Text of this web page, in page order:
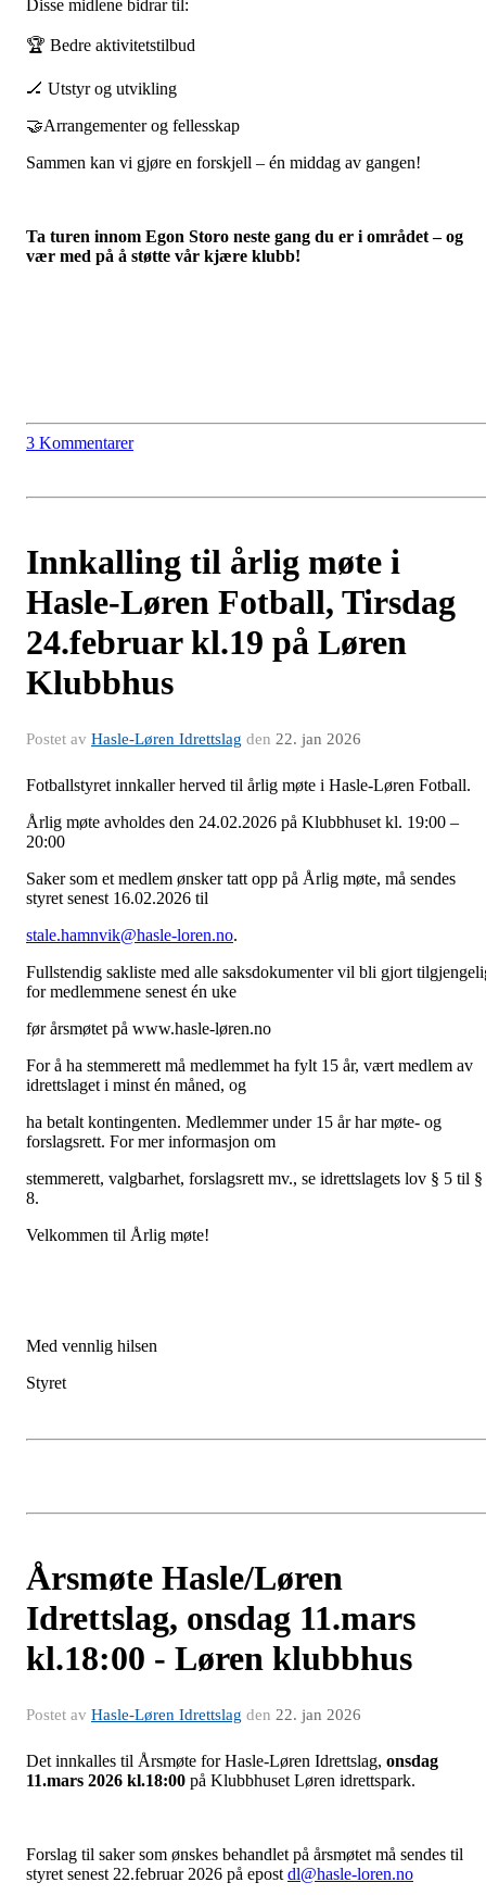
Disse midlene bidrar til:
🏆 Bedre aktivitetstilbud
🏒 Utstyr og utvikling
🤝Arrangementer og fellesskap
Sammen kan vi gjøre en forskjell – én middag av gangen!
Ta turen innom Egon Storo neste gang du er i området – og
vær med på å støtte vår kjære klubb!
3 Kommentarer
Innkalling til årlig møte i
Hasle-Løren Fotball, Tirsdag
24.februar kl.19 på Løren
Klubbhus
Postet av Hasle-Løren Idrettslag den 22. jan 2026
Fotballstyret innkaller herved til årlig møte i Hasle-Løren Fotball.
Årlig møte avholdes den 24.02.2026 på Klubbhuset kl. 19:00 –
20:00
Saker som et medlem ønsker tatt opp på Årlig møte, må sendes
styret senest 16.02.2026 til
stale.hamnvik@hasle-loren.no.
Fullstendig sakliste med alle saksdokumenter vil bli gjort
for medlemmene senest én uke
før årsmøtet på www.hasle-løren.no
For å ha stemmerett må medlemmet ha fylt 15 år, vært medlem av
idrettslaget i minst én måned, og
ha betalt kontingenten. Medlemmer under 15 år har møte- og
forslagsrett. For mer informasjon om
stemmerett, valgbarhet, forslagsrett mv., se idrettslagets lov § 5 til §
8.
Velkommen til Årlig møte!
Med vennlig hilsen
Styret
Årsmøte Hasle/Løren
Idrettslag, onsdag 11.mars
kl.18:00 - Løren klubbhus
Postet av Hasle-Løren Idrettslag den 22. jan 2026
Det innkalles til Årsmøte for Hasle-Løren Idrettslag, onsdag
11.mars 2026 kl.18:00 på Klubbhuset Løren idrettspark.
Forslag til saker som ønskes behandlet på årsmøtet må sendes til
styret senest 22.februar 2026 på epost dl@hasle-loren.no